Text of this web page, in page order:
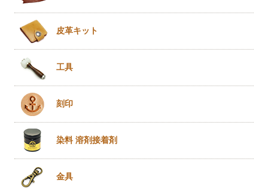
皮革キット
工具
刻印
染料 溶剤接着剤
金具